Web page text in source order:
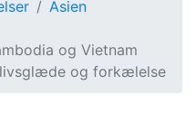
Asien
og Vietnam
og forkælelse